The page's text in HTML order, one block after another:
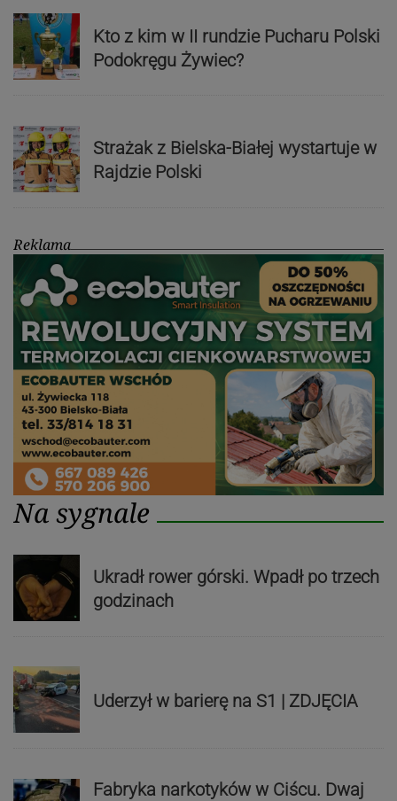
Kto z kim w II rundzie Pucharu Polski
Podokręgu Żywiec?
Strażak z Bielska-Białej wystartuje w
Rajdzie Polski
Reklama
Na sygnale
Ukradł rower górski. Wpadł po trzech
godzinach
Uderzył w barierę na S1 | ZDJĘCIA
Fabryka narkotyków w Ciścu. Dwaj